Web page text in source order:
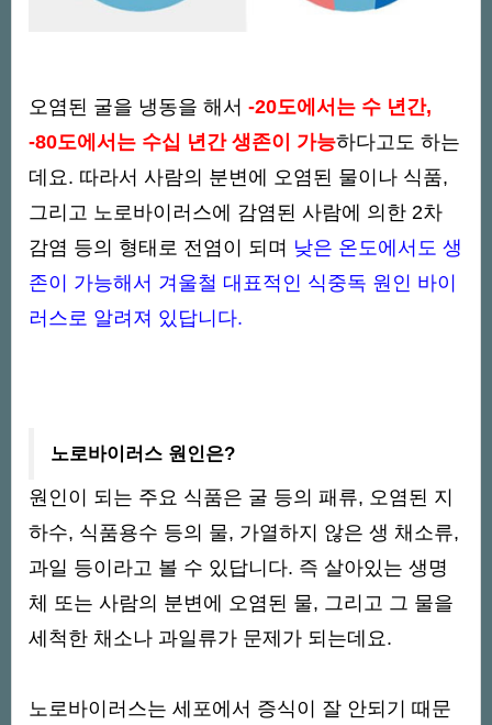
오염된 굴을 냉동을 해서 -20도에서는 수 년간,
-80도에서는 수십 년간 생존이 가능하다고도 하는
데요. 따라서 사람의 분변에 오염된 물이나 식품,
그리고 노로바이러스에 감염된 사람에 의한 2차
감염 등의 형태로 전염이 되며 낮은 온도에서도 생
존이 가능해서 겨울철 대표적인 식중독 원인 바이
러스로 알려져 있답니다.
노로바이러스 원인은?
원인이 되는 주요 식품은 굴 등의 패류, 오염된 지
하수, 식품용수 등의 물, 가열하지 않은 생 채소류,
과일 등이라고 볼 수 있답니다. 즉 살아있는 생명
체 또는 사람의 분변에 오염된 물, 그리고 그 물을
세척한 채소나 과일류가 문제가 되는데요.
노로바이러스는 세포에서 증식이 잘 안되기 때문